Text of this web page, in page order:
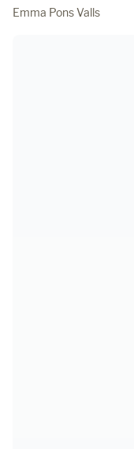
Emma Pons Valls